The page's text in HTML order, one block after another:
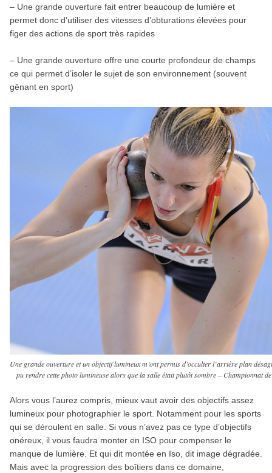
– Une grande ouverture fait entrer beaucoup de lumière et
permet donc d’utiliser des vitesses d’obturations élevées pour
figer des actions de sport très rapides
– Une grande ouverture offre une courte profondeur de champs
ce qui permet d’isoler le sujet de son environnement (souvent
gênant en sport)
Une grande ouverture et un objectif lumineux m’ont permis d’occulter l’arrière plan
pu rendre cette photo lumineuse alors que la salle était plutôt sombre – Championnat
Alors vous l’aurez compris, mieux vaut avoir des objectifs assez
lumineux pour photographier le sport. Notamment pour les sports
qui se déroulent en salle. Si vous n’avez pas ce type d’objectifs
onéreux, il vous faudra monter en ISO pour compenser le
manque de lumière. Et qui dit montée en Iso, dit image dégradée.
Mais avec la progression des boîtiers dans ce domaine,